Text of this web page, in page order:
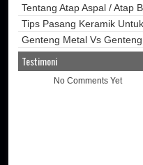
Tentang Atap Aspal / Atap
Tips Pasang Keramik
Genteng Metal Vs
Testimoni
No Comments Yet